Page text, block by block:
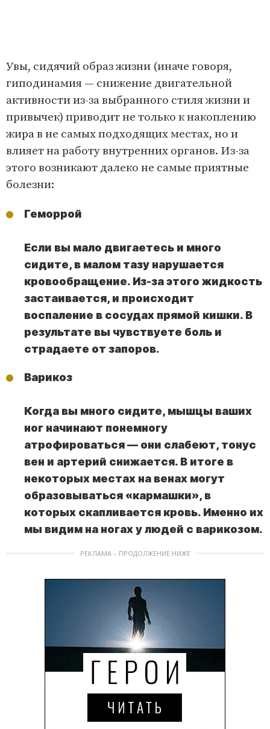
Увы, сидячий образ жизни (иначе говоря,
гиподинамия — снижение двигательной
активности из-за выбранного стиля жизни и
привычек) приводит не только к накоплению
жира в не самых подходящих местах, но и
влияет на работу внутренних органов. Из-за
этого возникают далеко не самые приятные
болезни:
Геморрой
Если вы мало двигаетесь и много
сидите, в малом тазу нарушается
кровообращение. Из-за этого жидкость
застаивается, и происходит
воспаление в сосудах прямой кишки. В
результате вы чувствуете боль и
страдаете от запоров.
Варикоз
Когда вы много сидите, мышцы ваших
ног начинают понемногу
атрофироваться — они слабеют, тонус
вен и артерий снижается. В итоге в
некоторых местах на венах могут
образовываться «кармашки», в
которых скапливается кровь. Именно их
мы видим на ногах у людей с варикозом.
РЕКЛАМА – ПРОДОЛЖЕНИЕ НИЖЕ